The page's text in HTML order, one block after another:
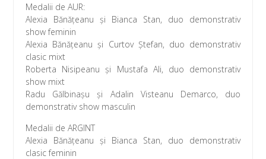
Medalii de AUR:
Alexia Bănățeanu și Bianca Stan, duo demonstrativ
show feminin
Alexia Bănățeanu și Curtov Ștefan, duo demonstrativ
clasic mixt
Roberta Nisipeanu și Mustafa Ali, duo demonstrativ
show mixt
Radu Gălbinașu și Adalin Visteanu Demarco, duo
demonstrativ show masculin
Medalii de ARGINT
Alexia Bănățeanu și Bianca Stan, duo demonstrativ
clasic feminin